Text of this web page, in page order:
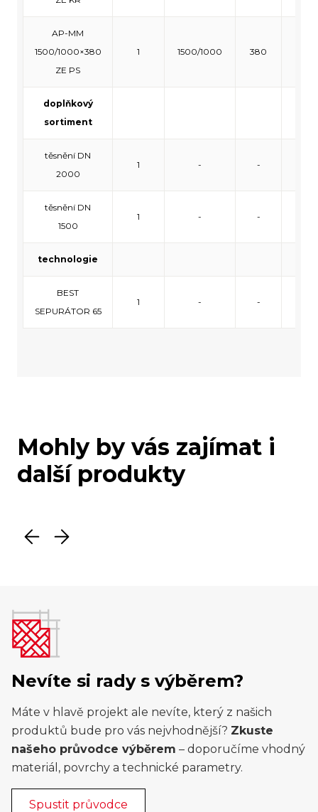
AP-MM
1500/1000×380
ZE PS
1 1500/1000 380
doplňkový
sortiment
těsnění DN
2000
1 - -
těsnění DN
1500
1 - -
technologie
BEST
SEPURÁTOR 65
1 - -
Mohly by vás zajímat i
další produkty
Nevíte si rady s výběrem?
Máte v hlavě projekt ale nevíte, který z našich
produktů bude pro vás nejvhodnější? Zkuste
našeho průvodce výběrem – doporučíme vhodný
materiál, povrchy a technické parametry.
Spustit průvodce